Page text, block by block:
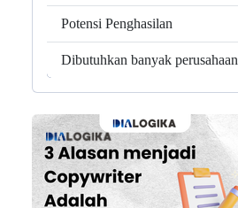
Potensi Penghasilan
Dibutuhkan banyak perusahaan